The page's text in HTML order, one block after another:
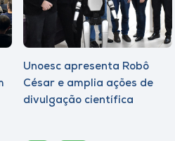
Unoesc apresenta Robô
César e amplia ações de
divulgação científica